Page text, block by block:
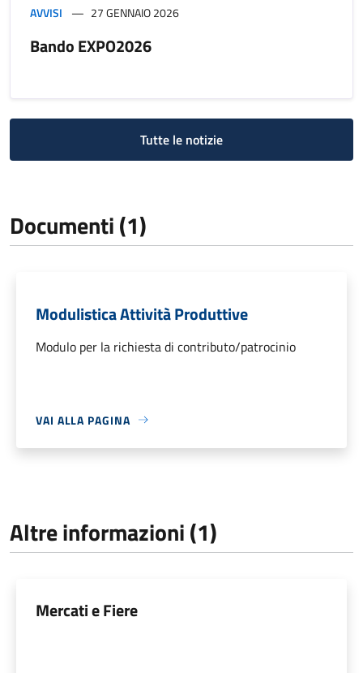
AVVISI 27 GENNAIO 2026
Bando EXPO2026
Tutte le notizie
Documenti (1)
Modulistica Attività Produttive
Modulo per la richiesta di contributo/patrocinio
VAI ALLA PAGINA
Altre informazioni (1)
Mercati e Fiere